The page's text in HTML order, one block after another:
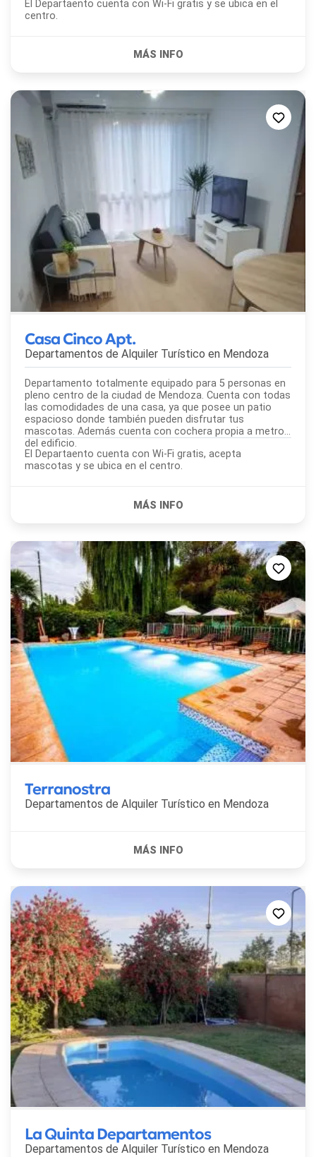
El Departaento cuenta con Wi-Fi gratis y se ubica en el
centro.
Casa Cinco Apt.
Departamentos de Alquiler Turístico en Mendoza
Departamento totalmente equipado para 5 personas en
pleno centro de la ciudad de Mendoza. Cuenta con todas
las comodidades de una casa, ya que posee un patio
espacioso donde también pueden disfrutar tus
mascotas. Además cuenta con cochera propia a metros
del edificio.
El Departaento cuenta con Wi-Fi gratis, acepta
mascotas y se ubica en el centro.
Terranostra
Departamentos de Alquiler Turístico en Mendoza
La Quinta Departamentos
Departamentos de Alquiler Turístico en Mendoza